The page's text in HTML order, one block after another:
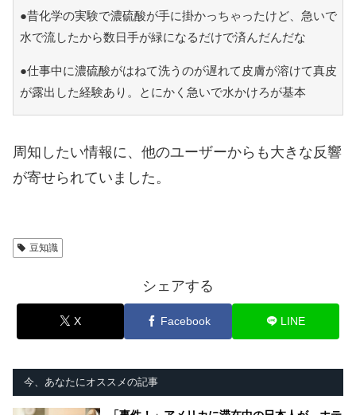
●昔化学の実験で濃硫酸が手に掛かっちゃったけど、急いで
水で流したから数日手が緑になるだけで済んだんだな
●仕事中に濃硫酸がはねて洗うのが遅れて皮膚が溶けて真皮
が露出した経験あり。とにかく急いで水かけろが基本
周知したい情報に、他のユーザーからも大きな反響
が寄せられていました。
豆知識
シェアする
X Facebook LINE
今、あなたにオススメの記事